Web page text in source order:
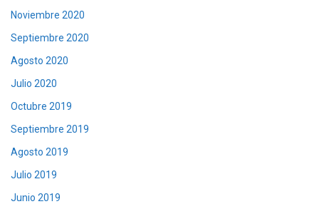
Noviembre 2020
Septiembre 2020
Agosto 2020
Julio 2020
Octubre 2019
Septiembre 2019
Agosto 2019
Julio 2019
Junio 2019